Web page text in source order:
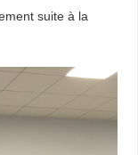
suite à la